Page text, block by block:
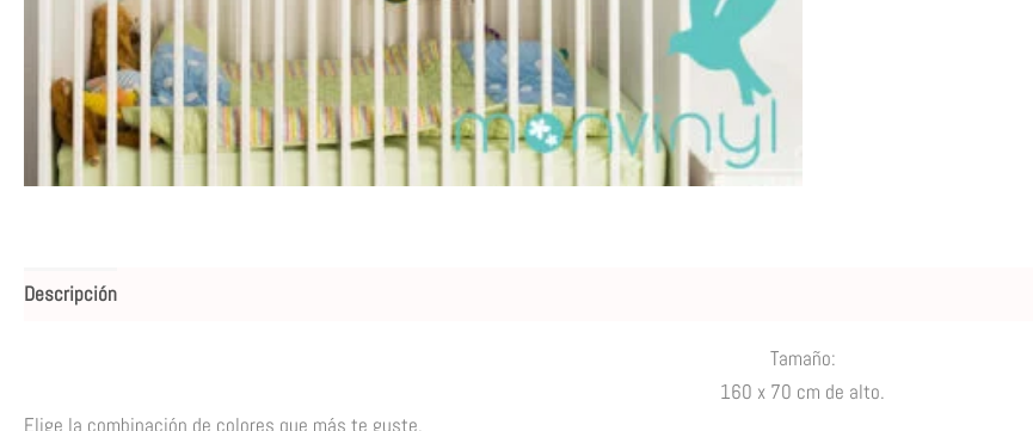
Descripción
Tamaño:
160 x 70 cm de alto.
Elige la combinación de colores que más te guste.